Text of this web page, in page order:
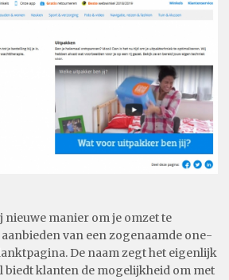
nieuwe manier om je omzet te
van een zogenaamde one-
De naam zegt het eigenlijk
biedt klanten de mogelijkheid om met